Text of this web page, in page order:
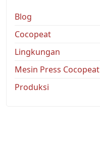
Blog
Cocopeat
Lingkungan
Mesin Press Cocopeat
Produksi